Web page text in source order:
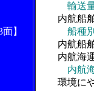
】
輸送
内航船
船種
内航船舶
内航海運
内航
環境にや